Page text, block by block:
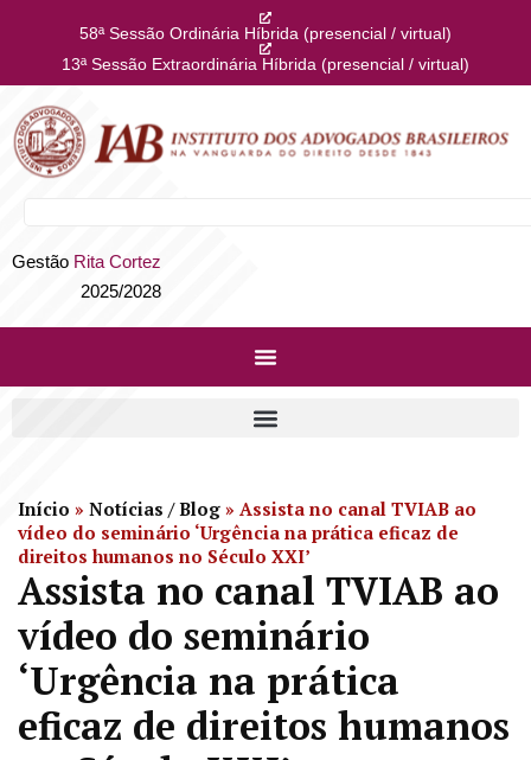
58ª Sessão Ordinária Híbrida (presencial / virtual)
13ª Sessão Extraordinária Híbrida (presencial / virtual)
Gestão Rita Cortez
2025/2028
Início » Notícias / Blog » Assista no canal TVIAB ao
vídeo do seminário ‘Urgência na prática eficaz de
direitos humanos no Século XXI’
Assista no canal TVIAB ao
vídeo do seminário
‘Urgência na prática
eficaz de direitos humanos